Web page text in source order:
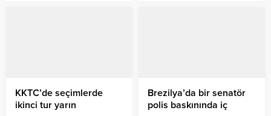
KKTC’de seçimlerde
ikinci tur yarın
Brezilya’da bir senatör
polis baskınında iç